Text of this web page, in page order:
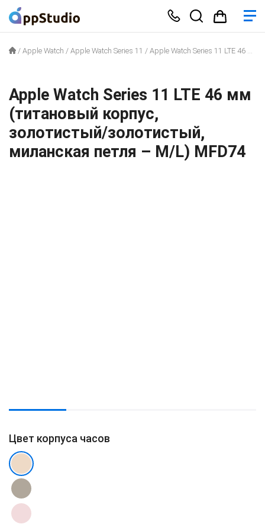
/ Apple Watch / Apple Watch Series 11 / Apple Watch Series 11 LTE 46 мм (титановый корпус, золотистый/золотистый, миланская петля – M/L) MFD74
Apple Watch Series 11 LTE 46 мм
(титановый корпус,
золотистый/золотистый,
миланская петля – M/L) MFD74
Цвет корпуса часов